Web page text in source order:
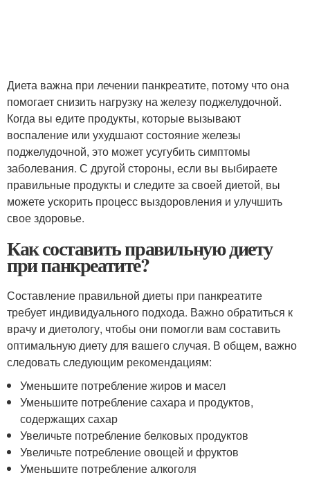
Диета важна при лечении панкреатите, потому что она
помогает снизить нагрузку на железу поджелудочной.
Когда вы едите продукты, которые вызывают
воспаление или ухудшают состояние железы
поджелудочной, это может усугубить симптомы
заболевания. С другой стороны, если вы выбираете
правильные продукты и следите за своей диетой, вы
можете ускорить процесс выздоровления и улучшить
свое здоровье.
Как составить правильную диету
при панкреатите?
Составление правильной диеты при панкреатите
требует индивидуального подхода. Важно обратиться к
врачу и диетологу, чтобы они помогли вам составить
оптимальную диету для вашего случая. В общем, важно
следовать следующим рекомендациям:
Уменьшите потребление жиров и масел
Уменьшите потребление сахара и продуктов,
содержащих сахар
Увеличьте потребление белковых продуктов
Увеличьте потребление овощей и фруктов
Уменьшите потребление алкоголя